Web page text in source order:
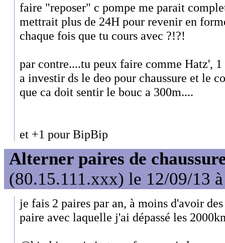
faire "reposer" c pompe me parait
mettrait plus de 24H pour revenir en
chaque fois que tu cours avec ?!?!
par contre....tu peux faire comme Hatz',
a investir ds le deo pour chaussure et le
que ca doit sentir le bouc a 300m....
et +1 pour BipBip
Alterner paires de
(80.15.111.xxx) le 12/09/13
je fais 2 paires par an, à moins d'avoir
paire avec laquelle j'ai dépassé les